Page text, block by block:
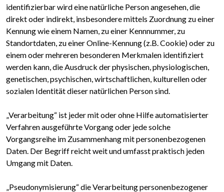
identifizierbar wird eine natürliche Person angesehen, die
direkt oder indirekt, insbesondere mittels Zuordnung zu einer
Kennung wie einem Namen, zu einer Kennnummer, zu
Standortdaten, zu einer Online-Kennung (z.B. Cookie) oder zu
einem oder mehreren besonderen Merkmalen identifiziert
werden kann, die Ausdruck der physischen, physiologischen,
genetischen, psychischen, wirtschaftlichen, kulturellen oder
sozialen Identität dieser natürlichen Person sind.
„Verarbeitung“ ist jeder mit oder ohne Hilfe automatisierter
Verfahren ausgeführte Vorgang oder jede solche
Vorgangsreihe im Zusammenhang mit personenbezogenen
Daten. Der Begriff reicht weit und umfasst praktisch jeden
Umgang mit Daten.
„Pseudonymisierung“ die Verarbeitung personenbezogener